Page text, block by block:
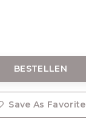
BESTELLEN
Save As Favorite